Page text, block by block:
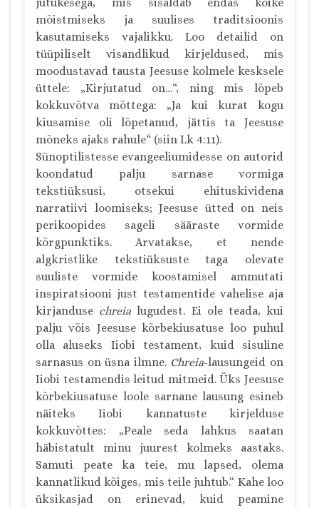
mõistmiseks ja suulises traditsioonis
kasutamiseks vajalikku. Loo detailid on
tüüpiliselt visandlikud kirjeldused, mis
moodustavad tausta Jeesuse kolmele kesksele
üttele: „Kirjutatud on…“, ning mis lõpeb
kokkuvõtva mõttega: „Ja kui kurat kogu
kiusamise oli lõpetanud, jättis ta Jeesuse
mõneks ajaks rahule“ (siin Lk 4:11).
Sünoptilistesse evangeeliumidesse on autorid
koondatud palju sarnase vormiga
tekstiüksusi, otsekui ehituskividena
narratiivi loomiseks; Jeesuse ütted on neis
perikoopides sageli sääraste vormide
kõrgpunktiks. Arvatakse, et nende
algkristlike tekstiüksuste taga olevate
suuliste vormide koostamisel ammutati
inspiratsiooni just testamentide vahelise aja
kirjanduse chreia lugudest. Ei ole teada, kui
palju võis Jeesuse kõrbekiusatuse loo puhul
olla aluseks Iiobi testament, kuid sisuline
sarnasus on üsna ilmne. Chreia-lausungeid on
Iiobi testamendis leitud mitmeid. Üks Jeesuse
kõrbekiusatuse loole sarnane lausung esineb
näiteks Iiobi kannatuste kirjelduse
kokkuvõttes: „Peale seda lahkus saatan
häbistatult minu juurest kolmeks aastaks.
Samuti peate ka teie, mu lapsed, olema
kannatlikud kõiges, mis teile juhtub.“ Kahe loo
üksikasjad on erinevad, kuid peamine